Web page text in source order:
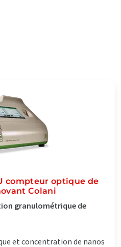
compteur optique de
Colani
granulométrique de
et concentration de nanos